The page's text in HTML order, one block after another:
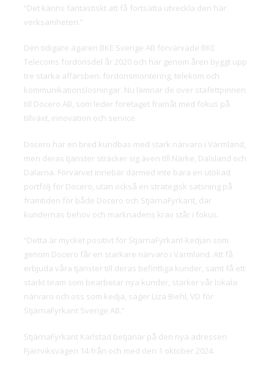
“Det känns fantastiskt att få fortsätta utveckla den här
verksamheten.”
Den tidigare ägaren BKE Sverige AB förvärvade BKE
Telecoms fordonsdel år 2020 och har genom åren byggt upp
tre starka affärsben: fordonsmontering, telekom och
kommunikationslösningar. Nu lämnar de över stafettpinnen
till Docero AB, som leder företaget framåt med fokus på
tillväxt, innovation och service.
Docero har en bred kundbas med stark närvaro i Värmland,
men deras tjänster sträcker sig även till Närke, Dalsland och
Dalarna. Förvärvet innebär därmed inte bara en utökad
portfölj för Docero, utan också en strategisk satsning på
framtiden för både Docero och StjärnaFyrkant, där
kundernas behov och marknadens krav står i fokus.
“Detta är mycket positivt för StjärnaFyrkant-kedjan som
genom Docero får en starkare närvaro i Värmland. Att få
erbjuda våra tjänster till deras befintliga kunder, samt få ett
starkt team som bearbetar nya kunder, stärker vår lokala
närvaro och oss som kedja, säger Liza Biehl, VD för
StjärnaFyrkant Sverige AB.”
StjärnaFyrkant Karlstad betjänar på den nya adressen
Fjärrviksvägen 14 från och med den 1 oktober 2024.